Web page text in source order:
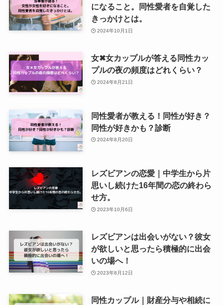
になること。同性愛者を自覚した
きっかけとは。
2024年10月1日
女✖女カップルが答える同性カッ
プルの夜の頻度はどれくらい？
2024年8月21日
同性愛者が教える！同性が好き？
同性が好きかも？診断
2024年8月20日
レズビアンの恋愛｜中学生から片
思いし続けた16年間の恋の終わら
せ方。
2023年10月6日
レズビアンは出会いがない？彼女
が欲しいと思ったら積極的に出会
いの場へ！
2023年8月12日
同性カップル｜財産分与や相続に